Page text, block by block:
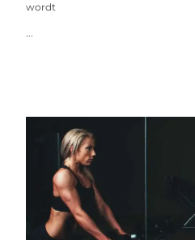
wordt
...